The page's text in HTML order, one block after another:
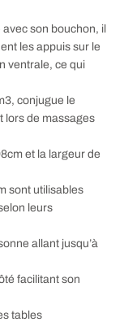
avec son bouchon, il
les appuis sur le
ventrale, ce qui
conjugue le
lors de massages
et la largeur de
sont utilisables
leurs
allant jusqu’à
facilitant son
tables